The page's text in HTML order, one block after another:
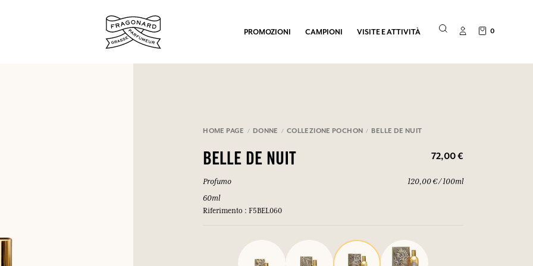
PROMOZIONI CAMPIONI VISITE E ATTIVITÀ 0
HOME PAGE DONNE COLLEZIONE POCHON BELLE DE NUIT
BELLE DE NUIT 72,00 €
Profumo
60ml
Riferimento : F5BEL060
120,00 € / 100ml